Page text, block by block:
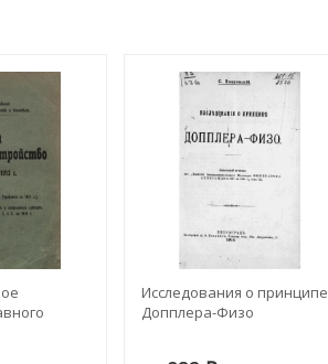
Исследования о принципе
Допплера-Физо